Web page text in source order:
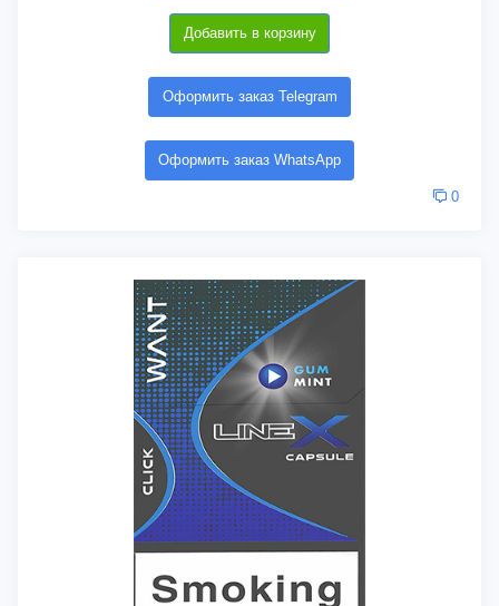
Добавить в корзину
Оформить заказ Telegram
Оформить заказ WhatsApp
0